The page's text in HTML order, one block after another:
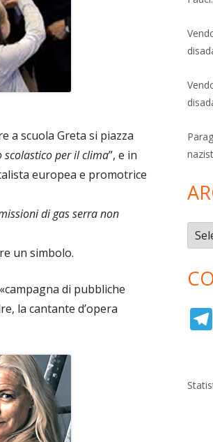
a scuola Greta si piazza
scolastico per il clima”, e in
europea e promotrice
di gas serra non
un simbolo.
di pubbliche
la cantante d’opera